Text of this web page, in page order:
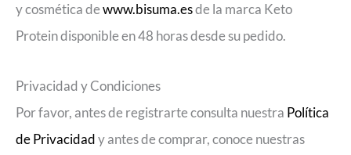
y cosmética dewww.bisuma.esde la marca Keto
Protein disponible en 48 horas desde su pedido.
Privacidad y Condiciones
Por favor, antes de registrarte consulta nuestra Política
de Privacidady antes de comprar, conoce nuestras